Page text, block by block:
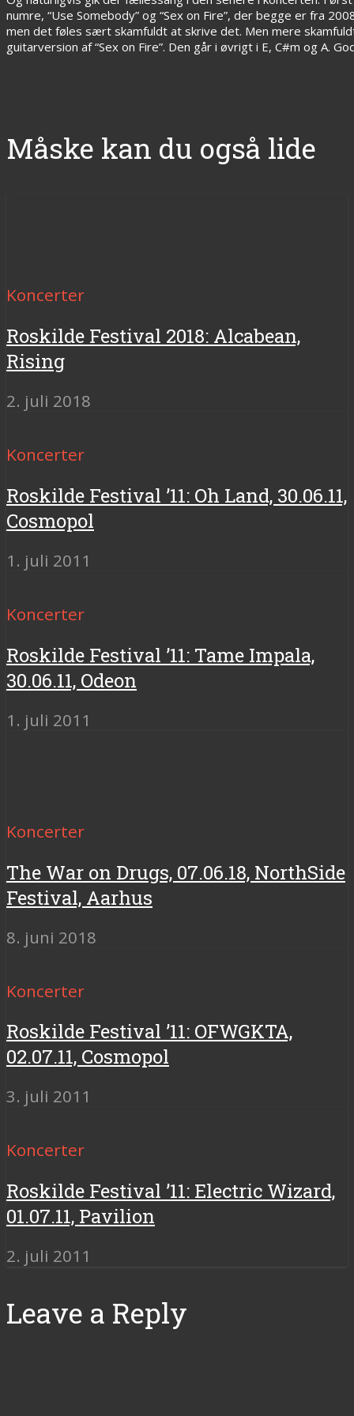
numre, “Use Somebody” og “Sex on Fire”, der begge er fra
men det føles sært skamfuldt at skrive det. Men mere
guitarversion af “Sex on Fire”. Den går i øvrigt i E, C#m og A.
Måske kan du også lide
Koncerter
Roskilde Festival 2018: Alcabean,
Rising
2. juli 2018
Koncerter
Roskilde Festival ’11: Oh Land, 30.06.11,
Cosmopol
1. juli 2011
Koncerter
Roskilde Festival ’11: Tame Impala,
30.06.11, Odeon
1. juli 2011
Koncerter
The War on Drugs, 07.06.18, NorthSide
Festival, Aarhus
8. juni 2018
Koncerter
Roskilde Festival ’11: OFWGKTA,
02.07.11, Cosmopol
3. juli 2011
Koncerter
Roskilde Festival ’11: Electric Wizard,
01.07.11, Pavilion
2. juli 2011
Leave a Reply